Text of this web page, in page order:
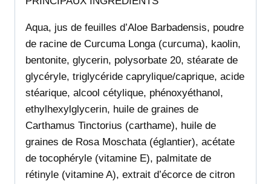
Aqua, jus de feuilles d’Aloe Barbadensis, poudre
de racine de Curcuma Longa (curcuma), kaolin,
bentonite, glycerin, polysorbate 20, stéarate de
glycéryle, triglycéride caprylique/caprique, acide
stéarique, alcool cétylique, phénoxyéthanol,
ethylhexylglycerin, huile de graines de
Carthamus Tinctorius (carthame), huile de
graines de Rosa Moschata (églantier), acétate
de tocophéryle (vitamine E), palmitate de
rétinyle (vitamine A), extrait d’écorce de citron